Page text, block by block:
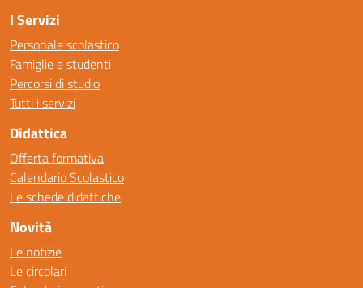
I Servizi
Personale scolastico
Famiglie e studenti
Percorsi di studio
Tutti i servizi
Didattica
Offerta formativa
Calendario Scolastico
Le schede didattiche
Novità
Le notizie
Le circolari